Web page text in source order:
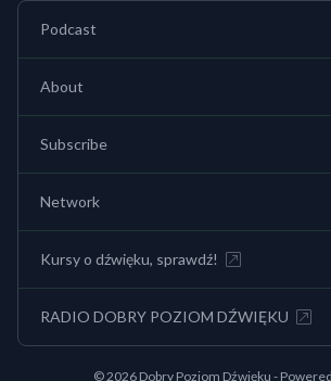
Podcast
About
Subscribe
Network
Kursy o dźwięku, sprawdź!
RADIO DOBRY POZIOM DŹWIĘKU
© 2026 Dobry Poziom Dźwięku -